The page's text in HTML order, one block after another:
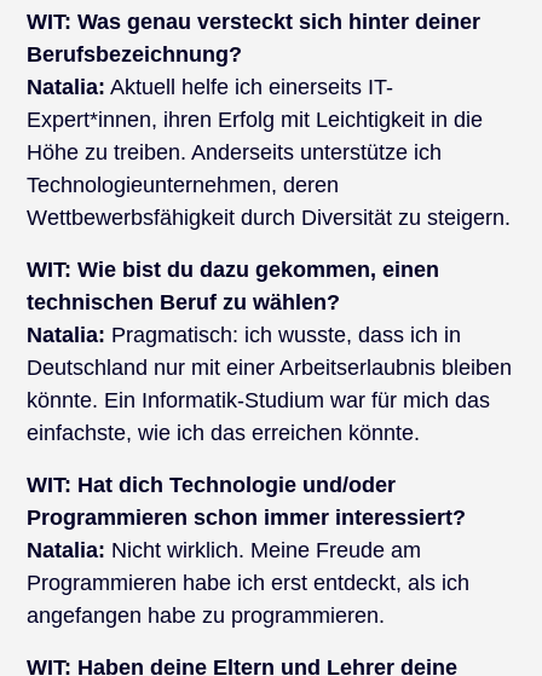
WIT: Was genau versteckt sich hinter deiner
Berufsbezeichnung?
Natalia: Aktuell helfe ich einerseits IT-
Expert*innen, ihren Erfolg mit Leichtigkeit in die
Höhe zu treiben. Anderseits unterstütze ich
Technologieunternehmen, deren
Wettbewerbsfähigkeit durch Diversität zu steigern.
WIT: Wie bist du dazu gekommen, einen
technischen Beruf zu wählen?
Natalia: Pragmatisch: ich wusste, dass ich in
Deutschland nur mit einer Arbeitserlaubnis bleiben
könnte. Ein Informatik-Studium war für mich das
einfachste, wie ich das erreichen könnte.
WIT: Hat dich Technologie und/oder
Programmieren schon immer interessiert?
Natalia: Nicht wirklich. Meine Freude am
Programmieren habe ich erst entdeckt, als ich
angefangen habe zu programmieren.
WIT: Haben deine Eltern und Lehrer deine